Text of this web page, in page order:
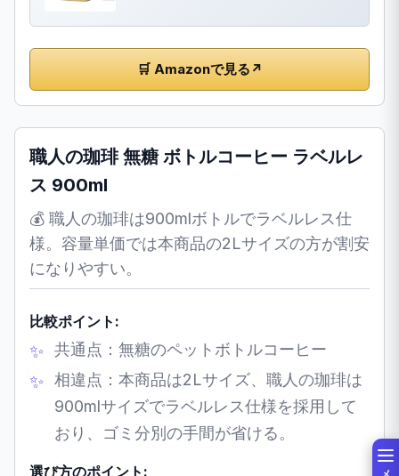
🛒 Amazonで見る ↗
職人の珈琲 無糖 ボトルコーヒー ラベルレ
ス 900ml
💰 職人の珈琲は900mlボトルでラベルレス仕
様。容量単価では本商品の2Lサイズの方が割安
になりやすい。
比較ポイント:
共通点：無糖のペットボトルコーヒー
相違点：本商品は2Lサイズ、職人の珈琲は
900mlサイズでラベルレス仕様を採用して
おり、ゴミ分別の手間が省ける。
選び方のポイント: